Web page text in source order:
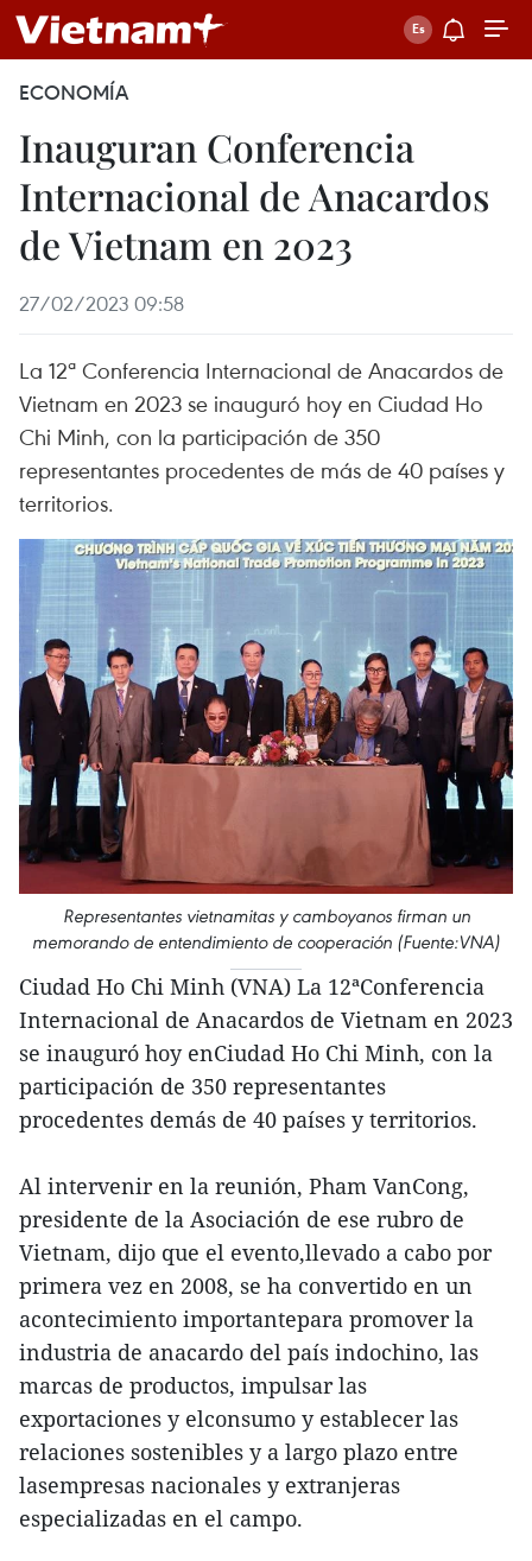
ECONOMÍA
Inauguran Conferencia
Internacional de Anacardos
de Vietnam en 2023
27/02/2023 09:58
La 12ª Conferencia Internacional de Anacardos de
Vietnam en 2023 se inauguró hoy en Ciudad Ho
Chi Minh, con la participación de 350
representantes procedentes de más de 40 países y
territorios.
Representantes vietnamitas y camboyanos firman un
memorando de entendimiento de cooperación (Fuente:VNA)
Ciudad Ho Chi Minh (VNA) La 12ªConferencia
Internacional de Anacardos de Vietnam en 2023
se inauguró hoy enCiudad Ho Chi Minh, con la
participación de 350 representantes
procedentes demás de 40 países y territorios.
Al intervenir en la reunión, Pham VanCong,
presidente de la Asociación de ese rubro de
Vietnam, dijo que el evento,llevado a cabo por
primera vez en 2008, se ha convertido en un
acontecimiento importantepara promover la
industria de anacardo del país indochino, las
marcas de productos, impulsar las
exportaciones y elconsumo y establecer las
relaciones sostenibles y a largo plazo entre
lasempresas nacionales y extranjeras
especializadas en el campo.